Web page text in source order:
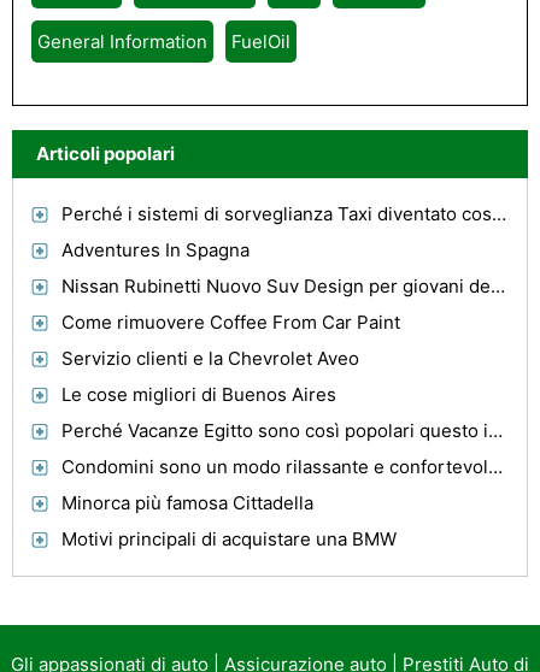
General Information FuelOil
Articoli popolari
Perché i sistemi di sorveglianza Taxi diventato così popolare?
Adventures In Spagna
Nissan Rubinetti Nuovo Suv Design per giovani delle città
Come rimuovere Coffee From Car Paint
Servizio clienti e la Chevrolet Aveo
Le cose migliori di Buenos Aires
Perché Vacanze Egitto sono così popolari questo inverno
Condomini sono un modo rilassante e confortevole dove trascorrere la vostra prossima vacanza
Minorca più famosa Cittadella
Motivi principali di acquistare una BMW
Gli appassionati di auto Assicurazione auto Prestiti Auto di